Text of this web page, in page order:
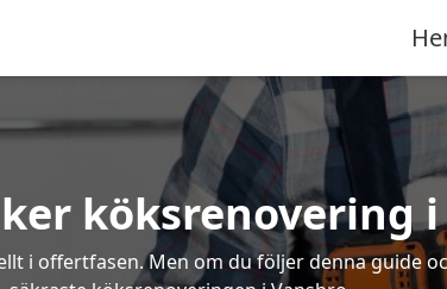
köksrenovering
i offertfasen. Men om du följer denna guide